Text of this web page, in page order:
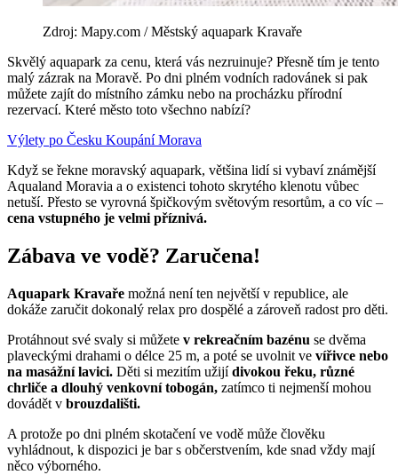
Zdroj: Mapy.com / Městský aquapark Kravaře
Skvělý aquapark za cenu, která vás nezruinuje? Přesně tím je tento
malý zázrak na Moravě. Po dni plném vodních radovánek si pak
můžete zajít do místního zámku nebo na procházku přírodní
rezervací. Které město toto všechno nabízí?
Výlety po Česku KoupáníMorava
Když se řekne moravský aquapark, většina lidí si vybaví známější
Aqualand Moravia a o existenci tohoto skrytého klenotu vůbec
netuší. Přesto se vyrovná špičkovým světovým resortům, a co víc –
cena vstupného je velmi příznivá.
Zábava ve vodě? Zaručena!
Aquapark Kravaře možná není ten největší v republice, ale
dokáže zaručit dokonalý relax pro dospělé a zároveň radost pro děti.
Protáhnout své svaly si můžete v rekreačním bazénu se dvěma
plaveckými drahami o délce 25 m, a poté se uvolnit ve vířivce nebo
na masážní lavici. Děti si mezitím užijídivokou řeku, různé
chrliče a dlouhý venkovní tobogán, zatímco ti nejmenší mohou
dovádět v brouzdališti.
A protože po dni plném skotačení ve vodě může člověku
vyhládnout, k dispozici je bar s občerstvením, kde snad vždy mají
něco výborného.